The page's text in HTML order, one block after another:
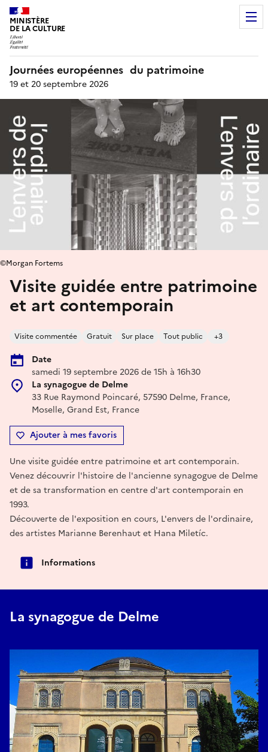
MINISTÈRE
DE LA CULTURE
Journées européennes du patrimoine
19 et 20 septembre 2026
Visite guidée entre patrimoine
et art contemporain
Visite commentée Gratuit Sur place Tout public +3
Date
samedi 19 septembre 2026 de 15h à 16h30
La synagogue de Delme
33 Rue Raymond Poincaré, 57590 Delme, France,
Moselle, Grand Est, France
Ajouter à mes favoris
©Morgan Fortems
Une visite guidée entre patrimoine et art contemporain.
Venez découvrir l'histoire de l'ancienne synagogue de Delme
et de sa transformation en centre d'art contemporain en
1993.
Découverte de l'exposition en cours, L'envers de l'ordinaire,
des artistes Marianne Berenhaut et Hana Miletíc.
Informations
La synagogue de Delme